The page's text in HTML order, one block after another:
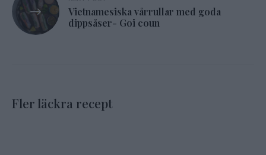
Vietnamesiska vårrullar med goda
dippsåser- Goi coun
Fler läckra recept